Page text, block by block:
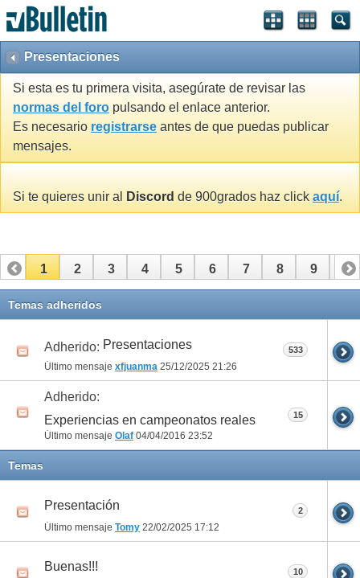
Presentaciones
Si esta es tu primera visita, asegúrate de revisar las
normas del foro pulsando el enlace anterior.
Es necesario registrarse antes de que puedas publicar
mensajes.
Si te quieres unir al Discord de 900grados haz click aquí.
1 2 3 4 5 6 7 8 9 10
11 12
Temas adheridos
Adherido: Presentaciones
Último mensaje xfjuanma 25/12/2025 21:26
533
Adherido:
Experiencias en campeonatos reales
Último mensaje Olaf 04/04/2016 23:52
15
Temas
Presentación
Último mensaje Tomy 22/02/2025 17:12
2
Buenas!!! 10